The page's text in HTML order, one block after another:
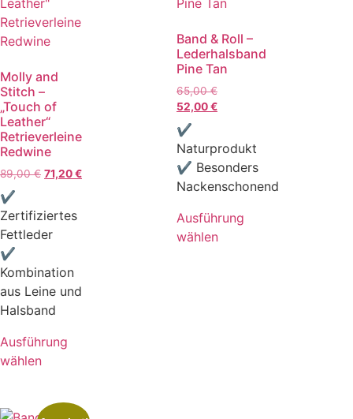
Molly and
Stitch –
„Touch of
Leather“
Retrieverleine
Redwine
89,00€ 71,20€
✔
Zertifiziertes
Fettleder
✔
Kombination
aus Leine und
Halsband
Ausführung
wählen
Band & Roll –
Lederhalsband
Pine Tan
65,00€
52,00€
✔
Naturprodukt
✔ Besonders
Nackenschonend
Ausführung
wählen